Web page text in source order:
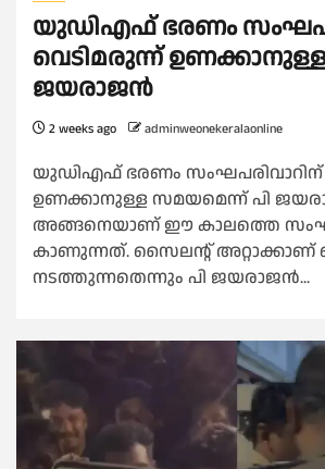
യുഡിഎഫ് ഭരണം
വെടിമരുന്ന് ഉണക്കാനുള്ള
ജയരാജൻ
2 weeks ago adminweonekeralaonline
യുഡിഎഫ് ഭരണം സംഘപരിവാറിന്
ഉണക്കാനുള്ള സമയമെന്ന് പി
അങ്ങനെയാണ് ഈ കാലത്തെ
കാണുന്നത്. സൈലൻ്റ് അറ്റാക്കാണ്
നടത്തുന്നതെന്നും പി ജയരാജൻ...